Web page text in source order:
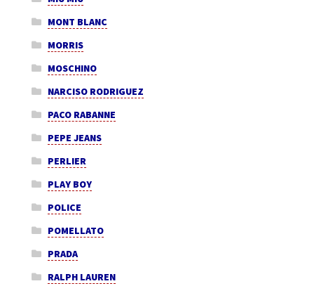
MONT BLANC
MORRIS
MOSCHINO
NARCISO RODRIGUEZ
PACO RABANNE
PEPE JEANS
PERLIER
PLAY BOY
POLICE
POMELLATO
PRADA
RALPH LAUREN